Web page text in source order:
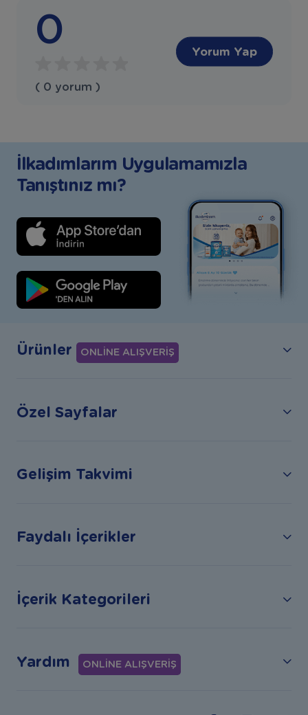
0
( 0 yorum )
Yorum Yap
İlkadımlarım Uygulamamızla
Tanıştınız mı?
Ürünler ONLİNE ALIŞVERİŞ
Özel Sayfalar
Gelişim Takvimi
Faydalı İçerikler
İçerik Kategorileri
Yardım ONLİNE ALIŞVERİŞ